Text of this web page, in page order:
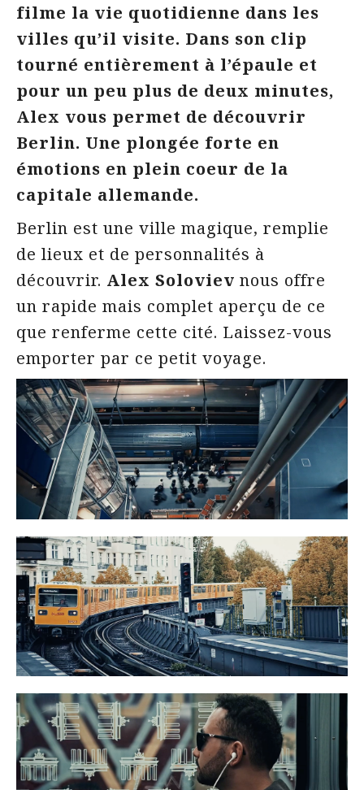
filme la vie quotidienne dans les
villes qu’il visite. Dans son clip
tourné entièrement à l’épaule et
pour un peu plus de deux minutes,
Alex vous permet de découvrir
Berlin. Une plongée forte en
émotions en plein coeur de la
capitale allemande.
Berlin est une ville magique, remplie
de lieux et de personnalités à
découvrir. Alex Soloviev nous offre
un rapide mais complet aperçu de ce
que renferme cette cité. Laissez-vous
emporter par ce petit voyage.